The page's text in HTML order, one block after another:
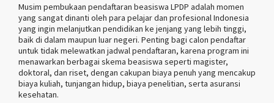
Musim pembukaan pendaftaran beasiswa LPDP adalah momen
yang sangat dinanti oleh para pelajar dan profesional Indonesia
yang ingin melanjutkan pendidikan ke jenjang yang lebih tinggi,
baik di dalam maupun luar negeri. Penting bagi calon pendaftar
untuk tidak melewatkan jadwal pendaftaran, karena program ini
menawarkan berbagai skema beasiswa seperti magister,
doktoral, dan riset, dengan cakupan biaya penuh yang mencakup
biaya kuliah, tunjangan hidup, biaya penelitian, serta asuransi
kesehatan.